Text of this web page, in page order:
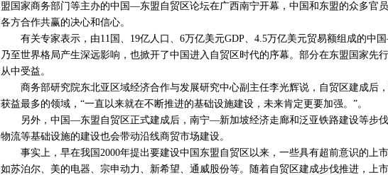
盟国家商务部门等主办的中国—东盟自贸区论坛在广西南宁开幕，中国和东盟的众多官
各方合作共赢的决心和信心。
有关专家表示，由11国、19亿人口、6万亿美元GDP、4.5万亿美元贸易额组成的中
乃至世界格局产生深远影响，也掀开了中国进入自贸区时代的序幕。部分在东盟国家先
从中受益。
商务部研究院东北亚区域经济合作与发展研究中心副主任李光辉说，自贸区建成后
获益最多的领域，“一直以来就在不断推进的基础设施建设，未来肯定更要加强。”。
另外，中国—东盟自贸区正式建成后，南宁—新加坡经济走廊和泛亚铁路建设等步伐
物流等基础设施的建设也会带动沿线商贸市场建设。
事实上，早在我国2000年提出要建设中国东盟自贸区以来，一些具有超前意识的上市
如苏泊尔、美的电器、宗申动力、新希望、通威股份等。随着自贸区建成步伐推进，上